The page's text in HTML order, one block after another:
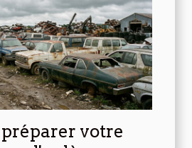
votre